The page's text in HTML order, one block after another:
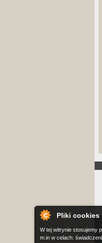
Pliki cookies
W tej witrynie stosujemy
m.in w celach: